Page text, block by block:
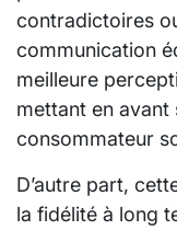
contradictoires
communication
meilleure
mettant en avant
consommateur
D’autre part,
la fidélité à long